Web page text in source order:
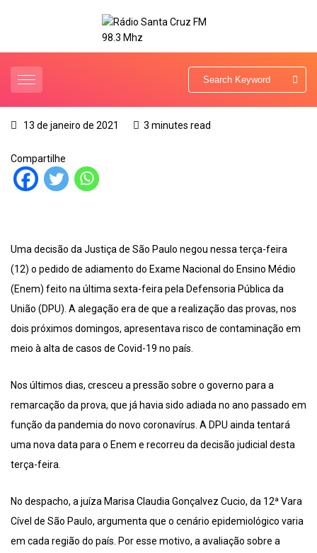
13 de janeiro de 2021 3 minutes read
Compartilhe
Uma decisão da Justiça de São Paulo negou nessa terça-feira
(12) o pedido de adiamento do Exame Nacional do Ensino Médio
(Enem) feito na última sexta-feira pela Defensoria Pública da
União (DPU). A alegação era de que a realização das provas, nos
dois próximos domingos, apresentava risco de contaminação em
meio à alta de casos de Covid-19 no país.
Nos últimos dias, cresceu a pressão sobre o governo para a
remarcação da prova, que já havia sido adiada no ano passado em
função da pandemia do novo coronavírus. A DPU ainda tentará
uma nova data para o Enem e recorreu da decisão judicial desta
terça-feira.
No despacho, a juíza Marisa Claudia Gonçalvez Cucio, da 12ª Vara
Cível de São Paulo, argumenta que o cenário epidemiológico varia
em cada região do país. Por esse motivo, a avaliação sobre a